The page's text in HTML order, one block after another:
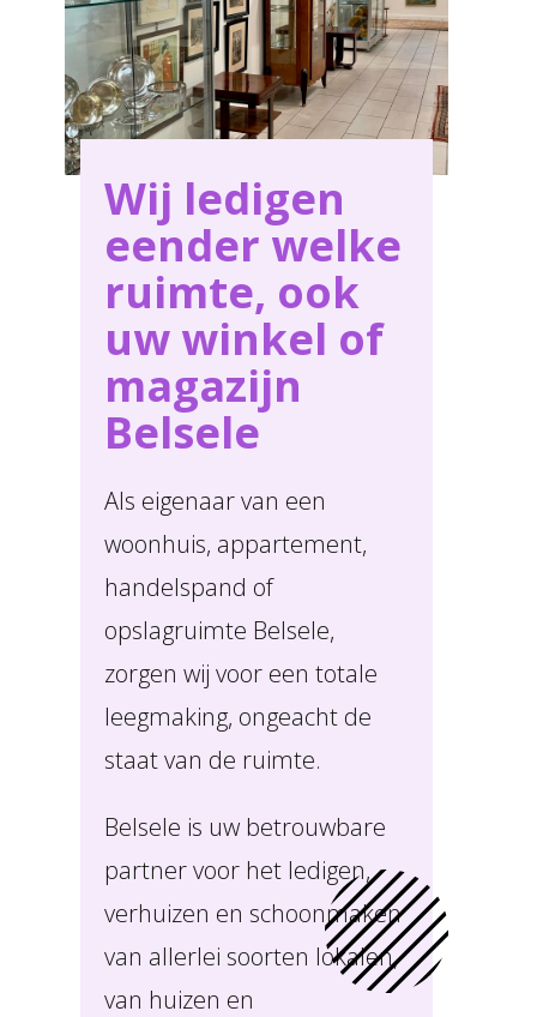
Wij ledigen
eender welke
ruimte, ook
uw winkel of
magazijn
Belsele
Als eigenaar van een
woonhuis, appartement,
handelspand of
opslagruimte Belsele,
zorgen wij voor een totale
leegmaking, ongeacht de
staat van de ruimte.
Belsele is uw betrouwbare
partner voor het ledigen,
verhuizen en schoonmaken
van allerlei soorten lokalen,
van huizen en